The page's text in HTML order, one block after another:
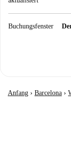
Buchungsfenster
Anfang › Barcelona ›